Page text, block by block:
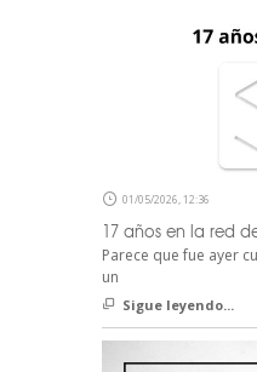
01/05/2026, 12:36
17 años en la red
Parece que fue ayer
un
Sigue leyendo...